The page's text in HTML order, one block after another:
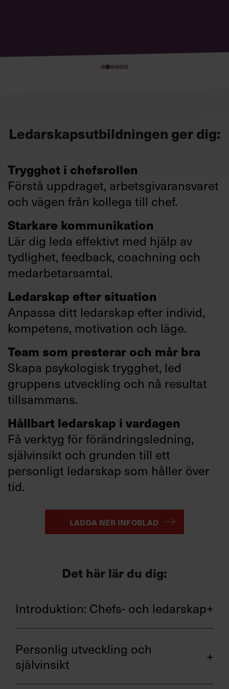
Ledarskapsutbildningen ger dig:
Trygghet i chefsrollen
Förstå uppdraget, arbetsgivaransvaret
och vägen från kollega till chef.
Starkare kommunikation
Lär dig leda effektivt med hjälp av
tydlighet, feedback, coachning och
medarbetarsamtal.
Ledarskap efter situation
Anpassa ditt ledarskap efter individ,
kompetens, motivation och läge.
Team som presterar och mår bra
Skapa psykologisk trygghet, led
gruppens utveckling och nå resultat
tillsammans.
Hållbart ledarskap i vardagen
Få verktyg för förändringsledning,
självinsikt och grunden till ett
personligt ledarskap som håller över
tid.
LADDA NER INFOBLAD
Det här lär du dig:
Introduktion: Chefs- och ledarskap
Det dubbla representantskapet – länk-
rollen.
Att gå från att vara en i gruppen till att bli
chef över gruppen.
Personlig utveckling och
självinsikt